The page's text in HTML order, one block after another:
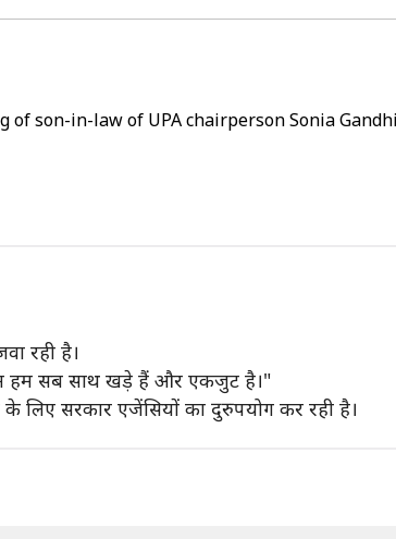
son-in-law of UPA chairperson Sonia
रही है।
हम सब साथ खड़े हैं और एकजुट है।"
लिए सरकार एजेंसियों का दुरुपयोग कर रही है।